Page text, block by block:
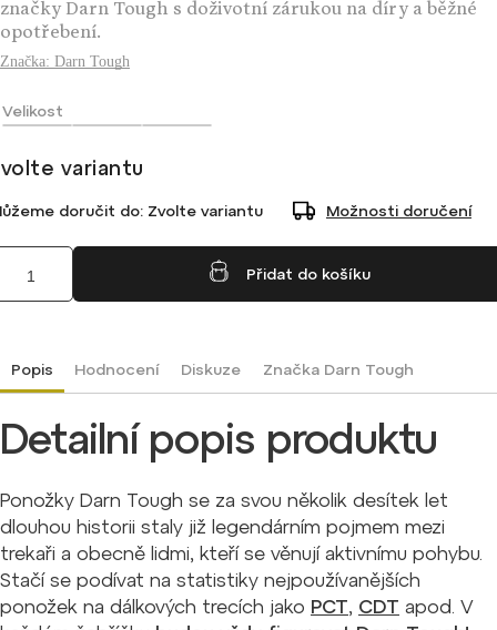
značky Darn Tough s doživotní zárukou na díry a běžné
opotřebení.
Značka: Darn Tough
Velikost
variantu
doručit do: Zvolte variantu Možnosti doručení
Přidat do košíku
Popis Hodnocení Diskuze ZnačkaDarn Tough
Detailní popis produktu
Ponožky Darn Tough se za svou několik desítek let
dlouhou historii staly již legendárním pojmem mezi
trekaři a obecně lidmi, kteří se věnují aktivnímu pohybu.
Stačí se podívat na statistiky nejpoužívanějších
ponožek na dálkových trecích jako PCT, CDT apod. V